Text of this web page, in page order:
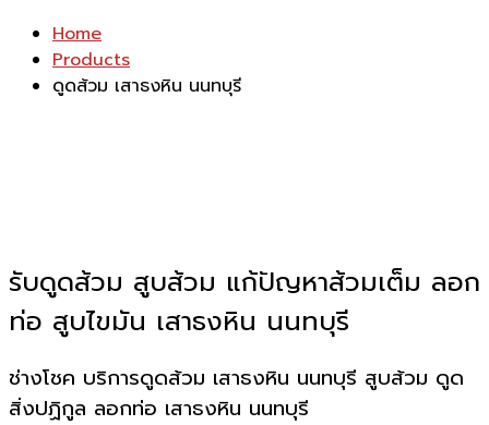
Home
Products
ดูดส้วม เสาธงหิน นนทบุรี
รับดูดส้วม สูบส้วม แก้ปัญหาส้วมเต็ม ลอก
ท่อ สูบไขมัน เสาธงหิน นนทบุรี
ช่างโชค บริการดูดส้วม เสาธงหิน นนทบุรี สูบส้วม ดูด
สิ่งปฏิกูล ลอกท่อ เสาธงหิน นนทบุรี